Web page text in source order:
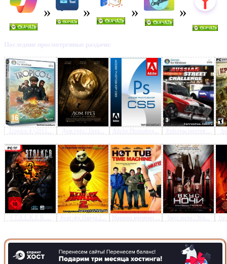
Предлагаем скачать
Shogun 2: Total War (2011/
Русский)»
Последние просмотренные раздачи:
Tropico 4 (2011... Дом грёз / Drea... Рейсеры против ...
S.T.A.L.K.E.R. ... Кунг-фу Панда 2... Машина времени ... Вкус ночи / Wir...